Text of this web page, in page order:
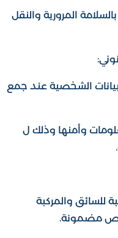
المرورية والنقل
الشخصية عند جمع
وأمنها وذلك ل
للسائق والمركبة
مضمونة.